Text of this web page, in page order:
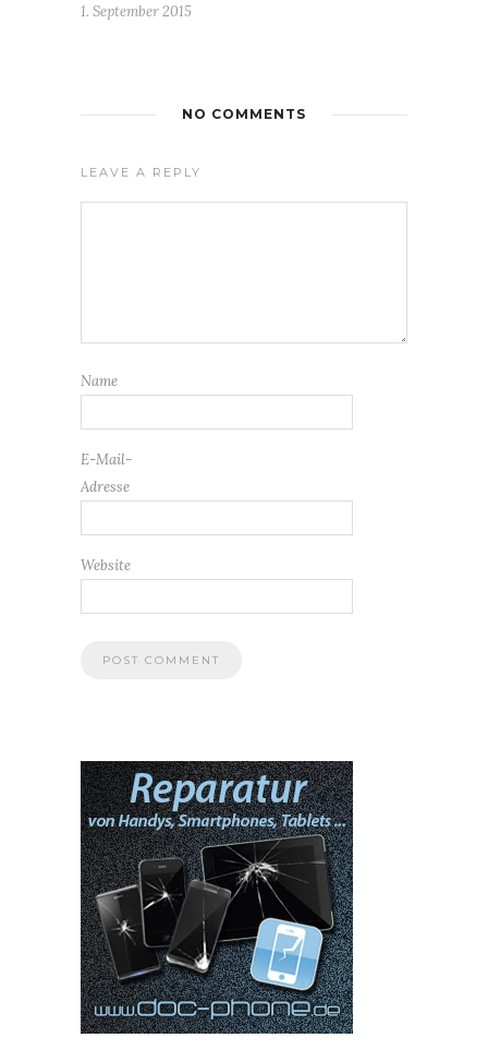
1. September 2015
NO COMMENTS
LEAVE A REPLY
Name
E-Mail-
Adresse
Website